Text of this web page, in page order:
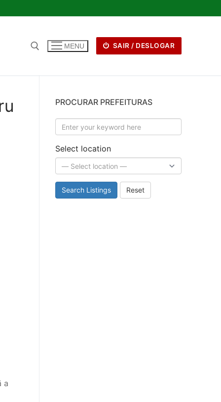
MENU SAIR / DESLOGAR
a
PROCURAR PREFEITURAS
Select location
Search Listings Reset